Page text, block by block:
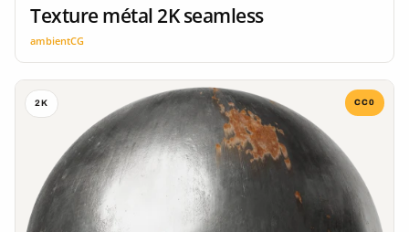
Texture métal 2K seamless
ambientCG
2K CC0